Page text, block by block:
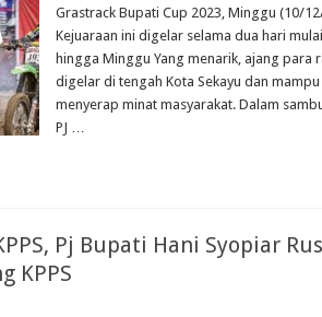
Grastrack Bupati Cup 2023, Minggu (10/
Kejuaraan ini digelar selama dua hari
hingga Minggu Yang menarik, ajang para
digelar di tengah Kota Sekayu dan mampu
menyerap minat masyarakat. Dalam
PJ …
Pj Bupati Hani Syopiar
KPPS